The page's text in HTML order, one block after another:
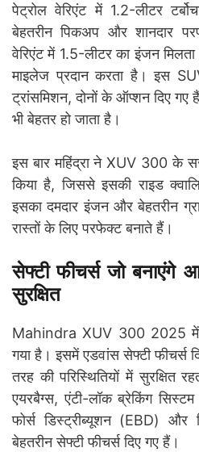
पेट्रोल वेरिएंट में 1.2-लीटर
बेहतरीन पिकअप और शानदार
वेरिएंट में 1.5-लीटर का इंजन मिलता
माइलेज प्रदान करता है। इस
ट्रांसमिशन, दोनों के ऑप्शन दिए
भी बेहतर हो जाता है।
इस बार महिंद्रा ने XUV 300 के
किया है, जिससे इसकी राइड
इसका दमदार इंजन और बेहतरीन
रास्तों के लिए परफेक्ट बनाते हैं।
सेफ्टी फीचर्स जो बनाएंगे
सुरक्षित
Mahindra XUV 300 2025 में
गया है। इसमें एडवांस सेफ्टी फीचर्स
तरह की परिस्थितियों में सुरक्षित
एयरबैग्स, एंटी-लॉक ब्रेकिंग
फोर्स डिस्ट्रीब्यूशन (EBD) और
बेहतरीन सेफ्टी फीचर्स दिए गए हैं।